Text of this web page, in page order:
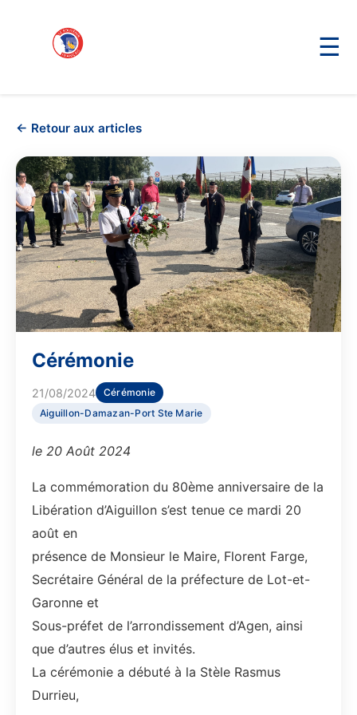
☰
← Retour aux articles
Cérémonie
21/08/2024
Cérémonie
Aiguillon-Damazan-Port Ste Marie
le 20 Août 2024
La commémoration du 80ème anniversaire de la
Libération d’Aiguillon s’est tenue ce mardi 20
août en
présence de Monsieur le Maire, Florent Farge,
Secrétaire Général de la préfecture de Lot-et-
Garonne et
Sous-préfet de l’arrondissement d’Agen, ainsi
que d’autres élus et invités.
La cérémonie a débuté à la Stèle Rasmus
Durrieu,